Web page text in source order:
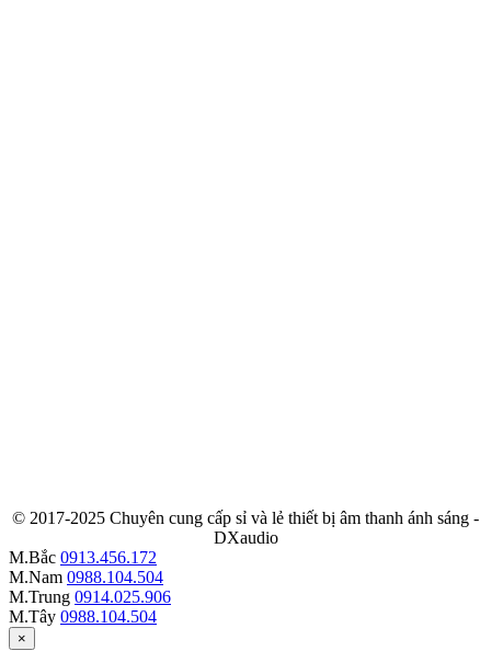
© 2017-2025 Chuyên cung cấp sỉ và lẻ thiết bị âm thanh ánh sáng -
DXaudio
M.Bắc 0913.456.172
M.Nam 0988.104.504
M.Trung 0914.025.906
M.Tây 0988.104.504
×